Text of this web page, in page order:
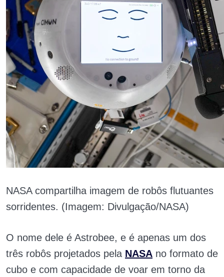
NASA compartilha imagem de robôs flutuantes
sorridentes. (Imagem: Divulgação/NASA)
O nome dele é Astrobee, e é apenas um dos
três robôs projetados pela NASA no formato de
cubo e com capacidade de voar em torno da